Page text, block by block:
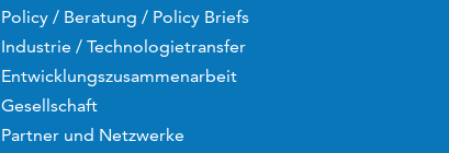
Policy / Beratung / Policy Briefs
Industrie / Technologietransfer
Entwicklungszusammenarbeit
Gesellschaft
Partner und Netzwerke